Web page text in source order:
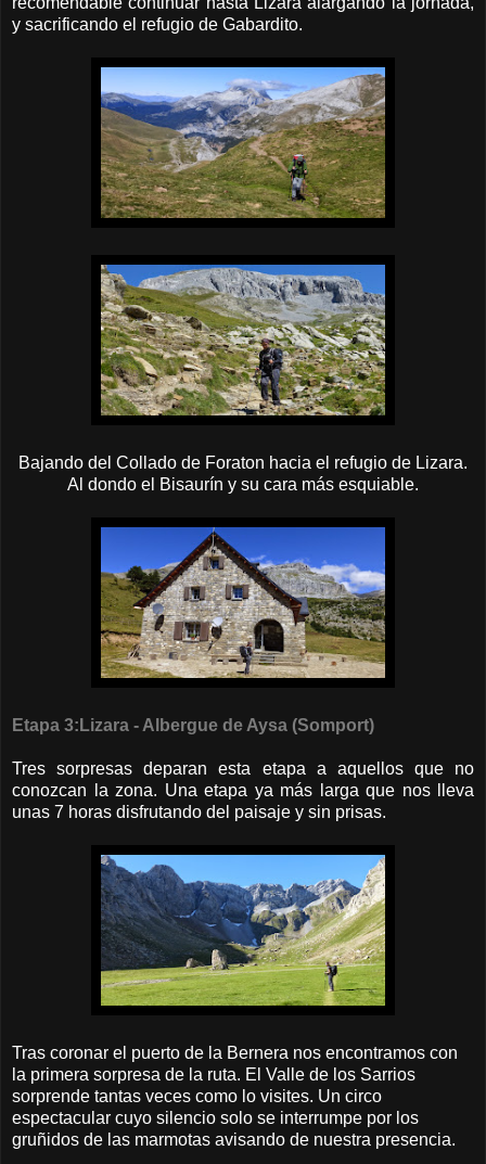
y sacrificando el refugio de Gabardito.
Bajando del Collado de Foraton hacia el refugio de Lizara.
Al dondo el Bisaurín y su cara más esquiable.
Etapa 3:Lizara - Albergue de Aysa (Somport)
Tres sorpresas deparan esta etapa a aquellos que no
conozcan la zona. Una etapa ya más larga que nos lleva
unas 7 horas disfrutando del paisaje y sin prisas.
Tras coronar el puerto de la Bernera nos encontramos con
la primera sorpresa de la ruta. El Valle de los Sarrios
sorprende tantas veces como lo visites. Un circo
espectacular cuyo silencio solo se interrumpe por los
gruñidos de las marmotas avisando de nuestra presencia.